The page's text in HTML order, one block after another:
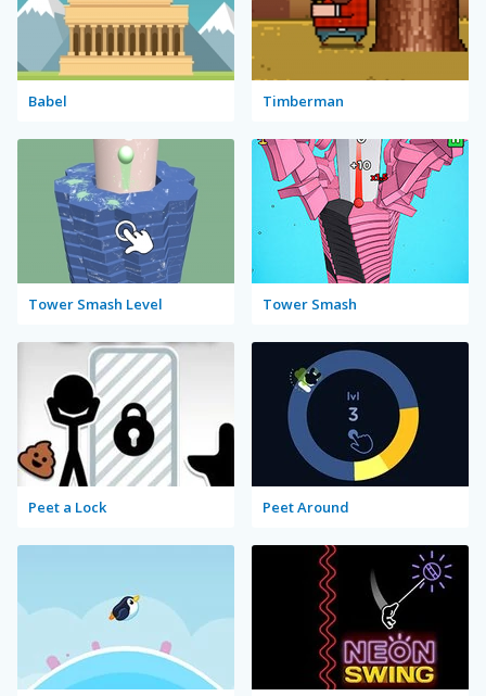
Babel Timberman
Tower Smash Level Tower Smash
Peet a Lock Peet Around